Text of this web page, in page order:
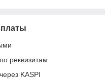
реквизитам
KASPI